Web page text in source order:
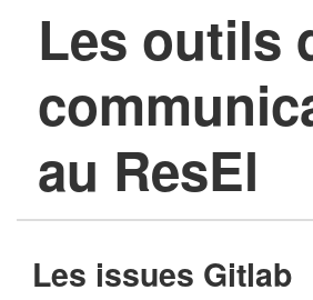
Les outils
au ResEl
Les issues Gitlab